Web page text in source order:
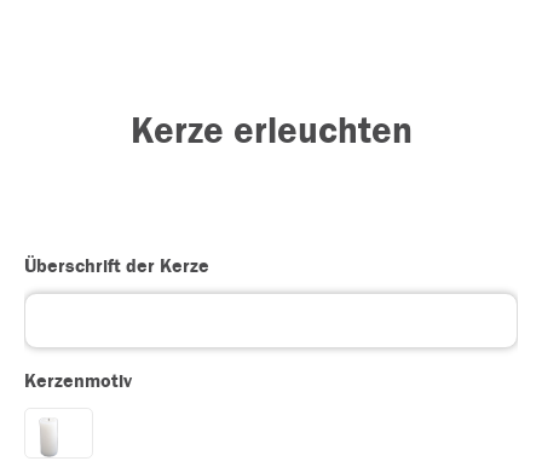
Kerze erleuchten
Überschrift der Kerze
Kerzenmotiv